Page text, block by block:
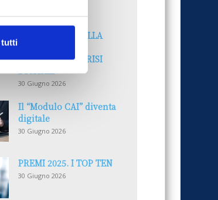
tutti
LA GESTIONE DELLA
RECENSIONI E CRISI
DIGITALI
30 Giugno 2026
Il “Modulo CAI” diventa
digitale
30 Giugno 2026
PREMI 2025. I TOP TEN
30 Giugno 2026